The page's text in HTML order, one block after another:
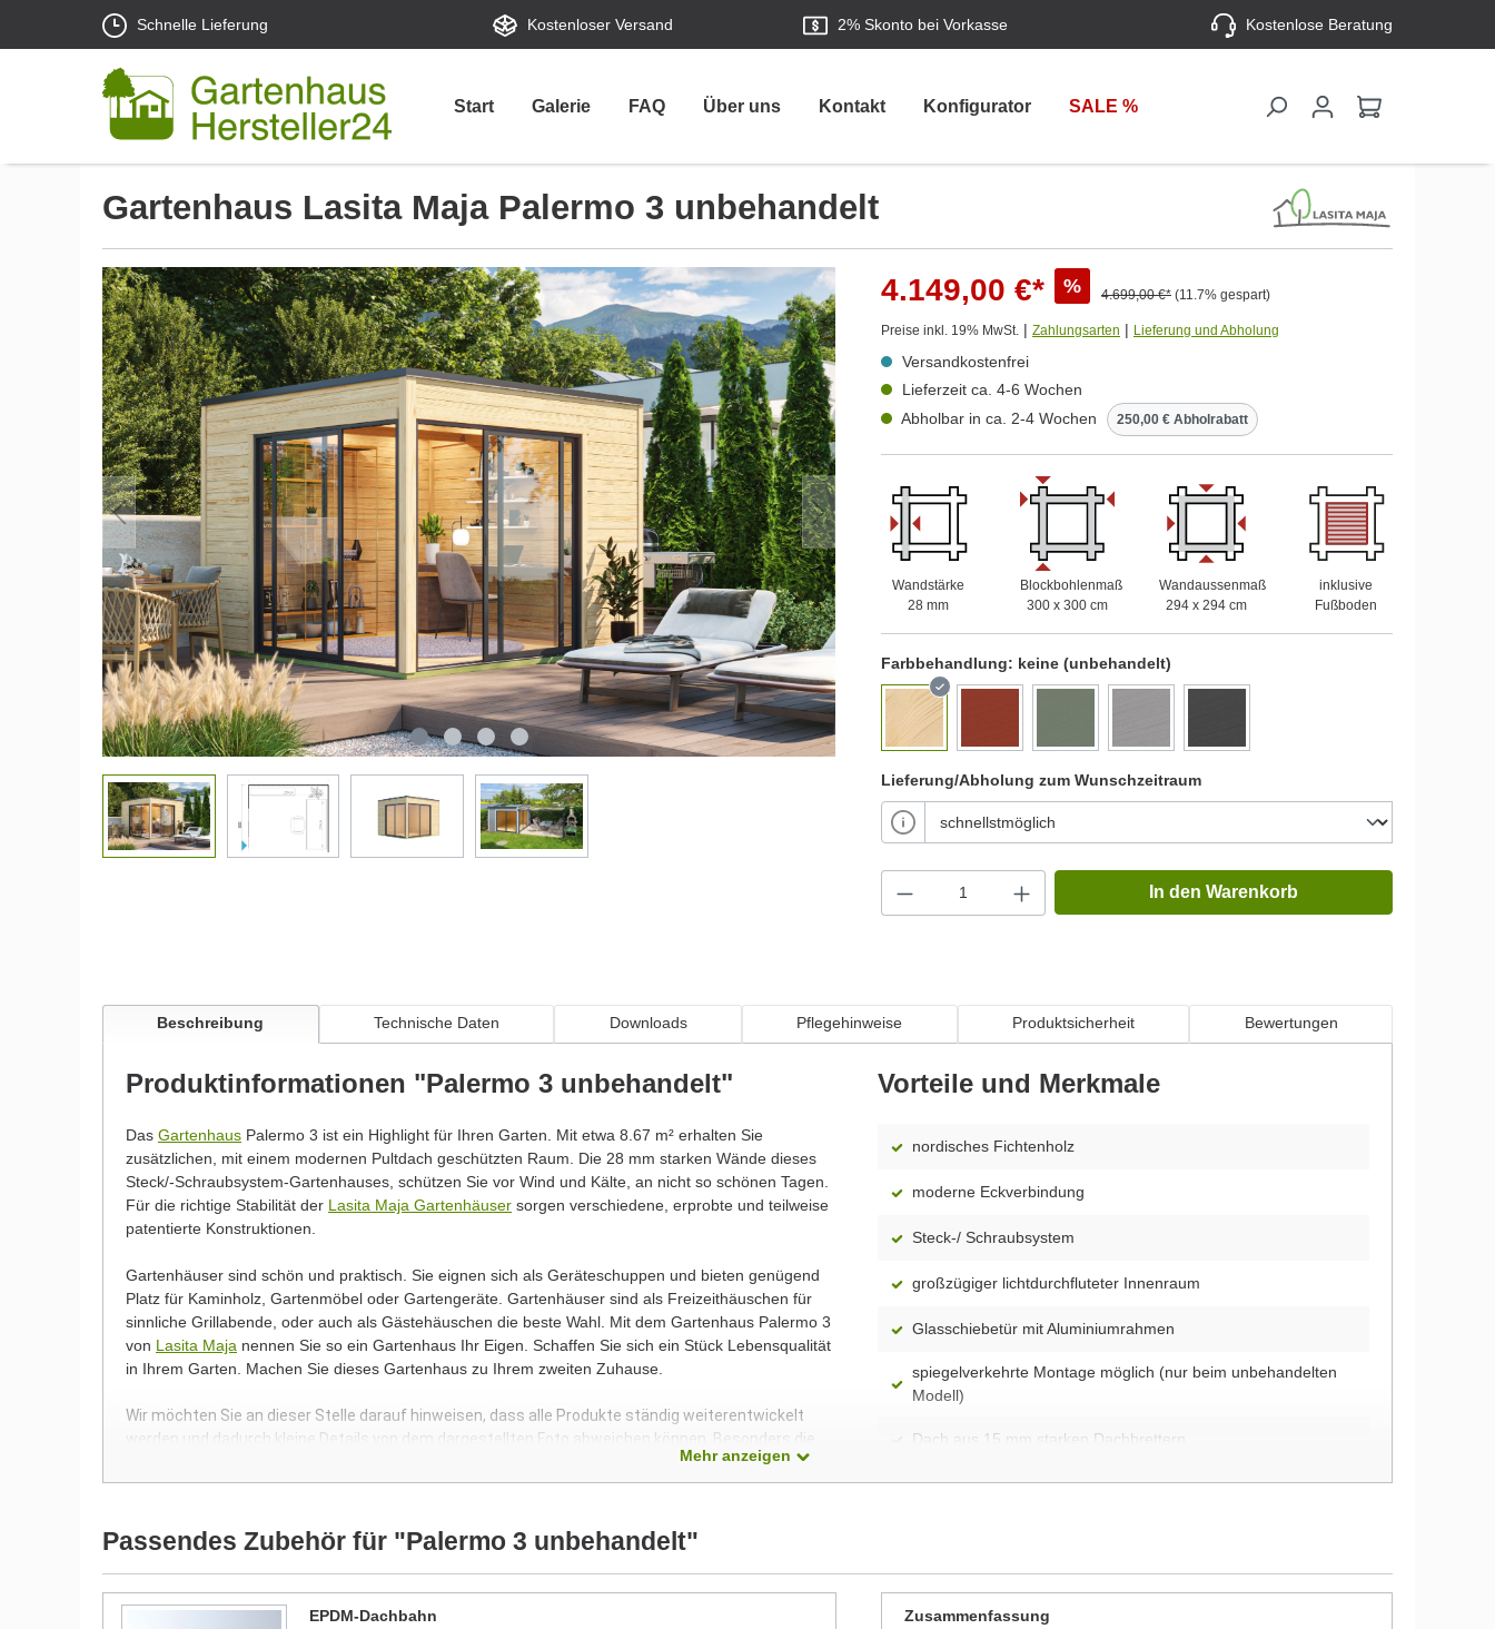
Schnelle Lieferung Kostenloser Versand 2% Skonto bei Vorkasse Kostenlose Beratung
Start Galerie FAQ Über uns Kontakt Konfigurator SALE %
Gartenhaus Lasita Maja Palermo 3 unbehandelt
4.149,00 €* % 4.699,00 €* (11.7% gespart)
Preise inkl. 19% MwSt. | Zahlungsarten | Lieferung und Abholung
Versandkostenfrei
Lieferzeit ca. 4-6 Wochen
Abholbar in ca. 2-4 Wochen
250,00 € Abholrabatt
Wandstärke
28 mm
Blockbohlenmaß
300 x 300 cm
Wandaussenmaß
294 x 294 cm
inklusive
Fußboden
Farbbehandlung: keine (unbehandelt)
Lieferung/Abholung zum Wunschzeitraum
In den Warenkorb
Beschreibung Technische Daten Downloads Pflegehinweise Produktsicherheit Bewertungen
Produktinformationen "Palermo 3 unbehandelt"
Das Gartenhaus Palermo 3 ist ein Highlight für Ihren Garten. Mit etwa 8.67 m² erhalten Sie
zusätzlichen, mit einem modernen Pultdach geschützten Raum. Die 28 mm starken Wände dieses
Steck/-Schraubsystem-Gartenhauses, schützen Sie vor Wind und Kälte, an nicht so schönen Tagen.
Für die richtige Stabilität der Lasita Maja Gartenhäuser sorgen verschiedene, erprobte und teilweise
patentierte Konstruktionen.
Gartenhäuser sind schön und praktisch. Sie eignen sich als Geräteschuppen und bieten genügend
Platz für Kaminholz, Gartenmöbel oder Gartengeräte. Gartenhäuser sind als Freizeithäuschen für
sinnliche Grillabende, oder auch als Gästehäuschen die beste Wahl. Mit dem Gartenhaus Palermo 3
von Lasita Maja nennen Sie so ein Gartenhaus Ihr Eigen. Schaffen Sie sich ein Stück Lebensqualität
in Ihrem Garten. Machen Sie dieses Gartenhaus zu Ihrem zweiten Zuhause.
Wir möchten Sie an dieser Stelle darauf hinweisen, dass alle Produkte ständig weiterentwickelt
werden und dadurch kleine Details von dem dargestellten Foto abweichen können. Besonders die
Bilder unserer Kunden stellen teilweise modifizierte Modelle dar. Alle Maße sind Circa-Angaben.
Vorteile und Merkmale
nordisches Fichtenholz
moderne Eckverbindung
Steck-/ Schraubsystem
großzügiger lichtdurchfluteter Innenraum
Glasschiebetür mit Aluminiumrahmen
spiegelverkehrte Montage möglich (nur beim unbehandelten
Modell)
Dach aus 15 mm starken Dachbrettern
Fußboden aus 15 mm starken Fußbodenbrettern
2 Jahre Herstellergarantie
Mehr anzeigen
Passendes Zubehör für "Palermo 3 unbehandelt"
EPDM-Dachbahn
Zusammenfassung